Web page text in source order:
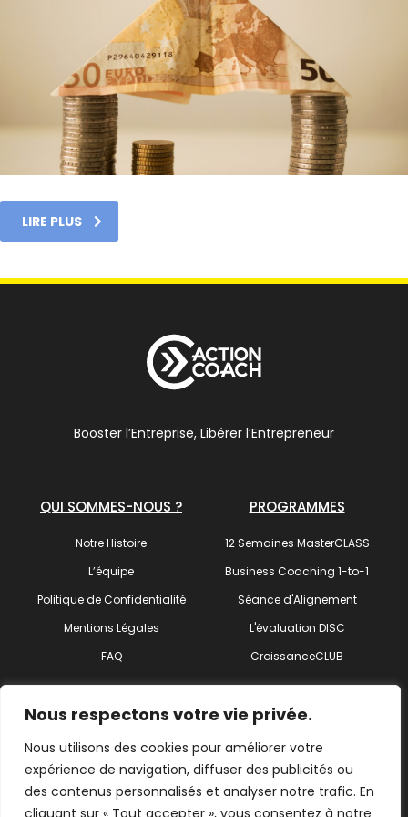
Nous respectons votre vie privée.
Nous utilisons des cookies pour améliorer votre
expérience de navigation, diffuser des publicités ou
des contenus personnalisés et analyser notre trafic. En
cliquant sur « Tout accepter », vous consentez à notre
LIRE PLUS
Booster l’Entreprise, Libérer l’Entrepreneur
QUI SOMMES-NOUS ?
Notre Histoire
L’équipe
Politique de Confidentialité
Mentions Légales
FAQ
PROGRAMMES
12 Semaines MasterCLASS
Business Coaching 1-to-1
Séance d'Alignement
L'évaluation DISC
CroissanceCLUB
Trouvez votre coach